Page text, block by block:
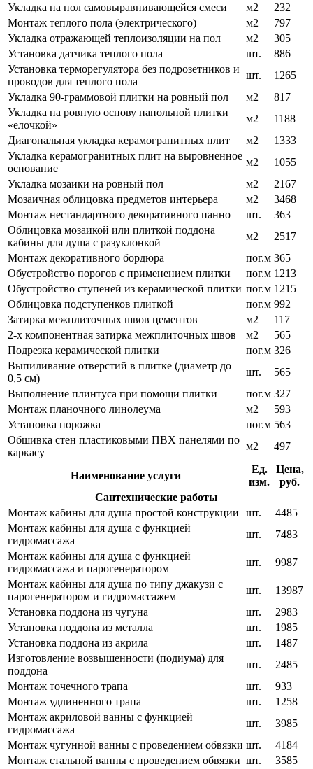
Укладка на пол самовыравнивающейся смеси м2
232
Монтаж теплого пола (электрического)
м2
797
Укладка отражающей теплоизоляции на пол
м2
305
Установка датчика теплого пола
шт.
886
Установка терморегулятора без подрозетников и
проводов для теплого пола
шт.
1265
Укладка 90-граммовой плитки на ровный пол
м2
817
Укладка на ровную основу напольной плитки
«елочкой»
м2
1188
Диагональная укладка керамогранитных плит
м2
1333
Укладка керамогранитных плит на выровненное
основание
м2
1055
Укладка мозаики на ровный пол
м2
2167
Мозаичная облицовка предметов интерьера
м2
3468
Монтаж нестандартного декоративного панно
шт.
363
Облицовка мозаикой или плиткой поддона
кабины для душа с разуклонкой
м2
2517
Монтаж декоративного бордюра
пог.м 365
Обустройство порогов с применением плитки
пог.м 1213
Обустройство ступеней из керамической плитки пог.м 1215
Облицовка подступенков плиткой
пог.м 992
Затирка межплиточных швов цементов
м2
117
2-х компонентная затирка межплиточных швов
м2
565
Подрезка керамической плитки
пог.м 326
Выпиливание отверстий в плитке (диаметр до
0,5 см)
шт.
565
Выполнение плинтуса при помощи плитки
пог.м 327
Монтаж планочного линолеума
м2
593
Установка порожка
пог.м 563
Обшивка стен пластиковыми ПВХ панелями по
каркасу
м2 497
Наименование услуги
Ед.
изм.
Цена,
руб.
Сантехнические работы
Монтаж кабины для душа простой конструкции
шт.
4485
Монтаж кабины для душа с функцией
гидромассажа
шт.
7483
Монтаж кабины для душа с функцией
гидромассажа и парогенератором
шт.
9987
Монтаж кабины для душа по типу джакузи с
парогенератором и гидромассажем
шт.
13987
Установка поддона из чугуна
шт.
2983
Установка поддона из металла
шт.
1985
Установка поддона из акрила
шт.
1487
Изготовление возвышенности (подиума) для
поддона
шт.
2485
Монтаж точечного трапа
шт.
933
Монтаж удлиненного трапа
шт.
1258
Монтаж акриловой ванны с функцией
гидромассажа
шт.
3985
Монтаж чугунной ванны с проведением обвязки шт.
4184
Монтаж стальной ванны с проведением обвязки шт.
3585